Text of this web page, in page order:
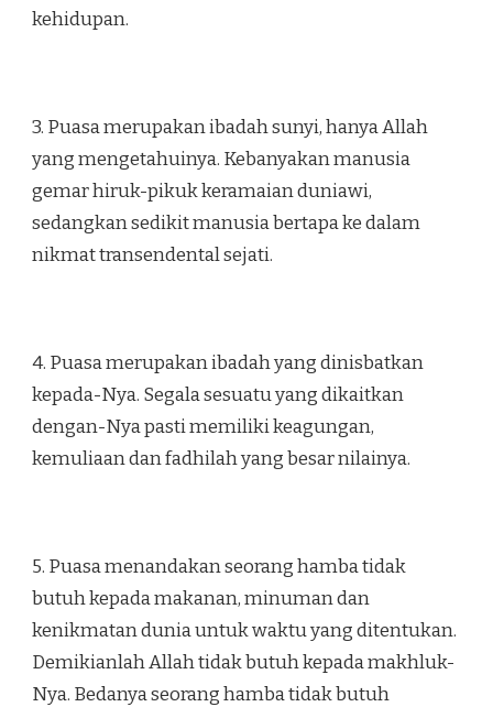
kehidupan.
3. Puasa merupakan ibadah sunyi, hanya Allah
yang mengetahuinya. Kebanyakan manusia
gemar hiruk-pikuk keramaian duniawi,
sedangkan sedikit manusia bertapa ke dalam
nikmat transendental sejati.
4. Puasa merupakan ibadah yang dinisbatkan
kepada-Nya. Segala sesuatu yang dikaitkan
dengan-Nya pasti memiliki keagungan,
kemuliaan dan fadhilah yang besar nilainya.
5. Puasa menandakan seorang hamba tidak
butuh kepada makanan, minuman dan
kenikmatan dunia untuk waktu yang ditentukan.
Demikianlah Allah tidak butuh kepada makhluk-
Nya. Bedanya seorang hamba tidak butuh